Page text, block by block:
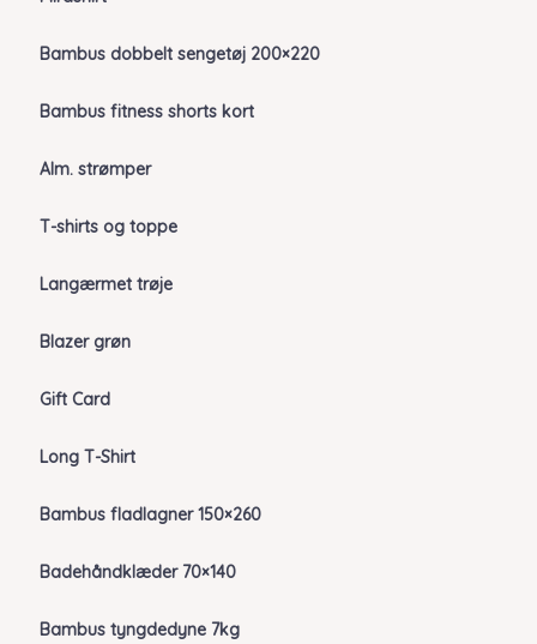
Bambus dobbelt sengetøj 200×220
Bambus fitness shorts kort
Alm. strømper
T-shirts og toppe
Langærmet trøje
Blazer grøn
Gift Card
Long T-Shirt
Bambus fladlagner 150×260
Badehåndklæder 70×140
Bambus tyngdedyne 7kg